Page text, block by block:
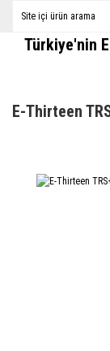
Türkiye'nin
E-Thirteen